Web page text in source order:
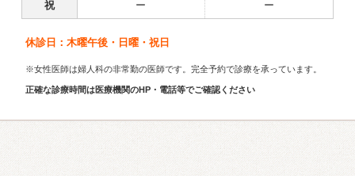
祝 ー ー
休診日：木曜午後・日曜・祝日
※女性医師は婦人科の非常勤の医師です。完全予約で診療を承っています。
正確な診療時間は医療機関のHP・電話等でご確認ください